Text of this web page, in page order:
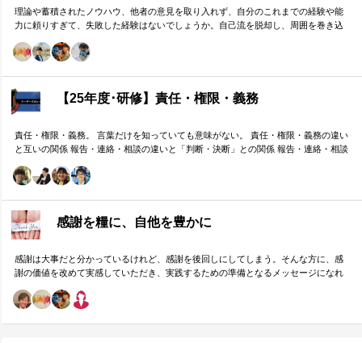
理論や蓄積されたノウハウ、他者の意見を取り入れず、自分のこれまでの経験や能
力に頼りすぎて、失敗した経験はないでしょうか。自己流を脱却し、周囲を巻き込
【25年度･研修】責任・権限・義務
責任・権限・義務。 言葉だけを知っていても意味がない。 責任・権限・義務の違い
と互いの関係 報告・連絡・相談の違いと「判断・決断」との関係 報告・連絡・相談
分けることが重要。 理屈と機能を理解し、チームワークを大きく向上したいリーダ
感謝を糧に、自他を豊かに
感謝は大事だと分かっているけれど、感謝を後回しにしてしまう。そんな方に、感
謝の価値を改めて実感していただき、実践するための準備となるメッセージになれ